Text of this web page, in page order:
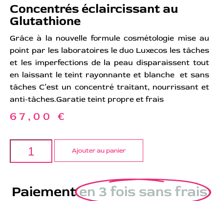
Concentrés éclaircissant au
Glutathione
Grâce à la nouvelle formule cosmétologie mise au
point par les laboratoires le duo Luxecos les tâches
et les imperfections de la peau disparaissent tout
en laissant le teint rayonnante et blanche et sans
tâches C’est un concentré traitant, nourrissant et
anti-tâches.Garatie teint propre et frais
67,00 €
Ajouter au panier
Paiementen 3 fois sans frais